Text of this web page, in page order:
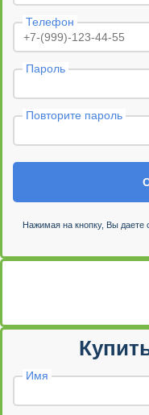
Телефон
Пароль
Повторите пароль
Нажимая на кнопку, Вы даете
Имя